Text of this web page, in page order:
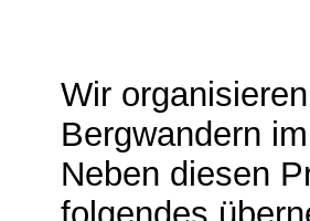
Wir
Bergwandern
Neben diesen